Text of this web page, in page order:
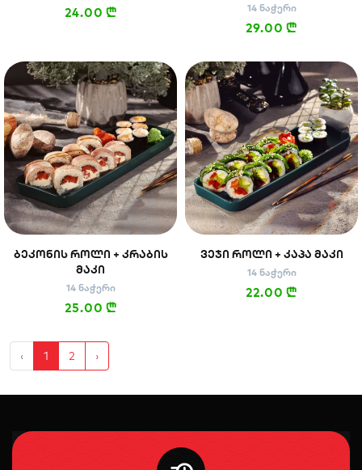
24.00 n 14 ნაჭერი
29.00 n
ᲑᲔᲙᲝᲜᲘᲡ ᲠᲝᲚᲘ + ᲙᲠᲐᲑᲘᲡ
ᲛᲐᲙᲘ
14 ნაჭერი
25.00 n
ᲕᲔᲯᲘ ᲠᲝᲚᲘ + ᲙᲐᲞᲐ ᲛᲐᲙᲘ
14 ნაჭერი
22.00 n
‹ 1 2 ›